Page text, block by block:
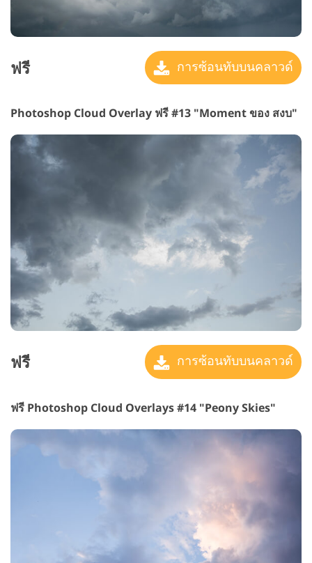
ฟรี การซ้อนทับบนคลาวด์
Photoshop Cloud Overlay ฟรี #13 "Momentของ สงบ"
ฟรี การซ้อนทับบนคลาวด์
ฟรี Photoshop Cloud Overlays #14 "Peony Skies"